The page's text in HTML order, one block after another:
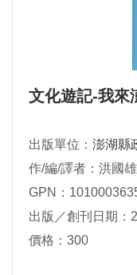
文化遊記-我來
出版單位： 澎湖縣
作/編/譯者：洪國
GPN：
出版／創刊日期：
價格：300